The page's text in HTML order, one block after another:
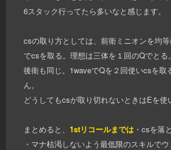
6スタック行ってたら多いなと感じます。
csの取り方としては、前衛ミニオンを均
でcsを取る。理想は三体を１回のQでとる。
後衛も同じ。1waveでQを２回使いcsを取
ん。
どうしてもcsが取り切れないときはEを使
まとめると、 1stリコールまでは ・csを落
・マナ枯渇しないよう最低限のスキルで